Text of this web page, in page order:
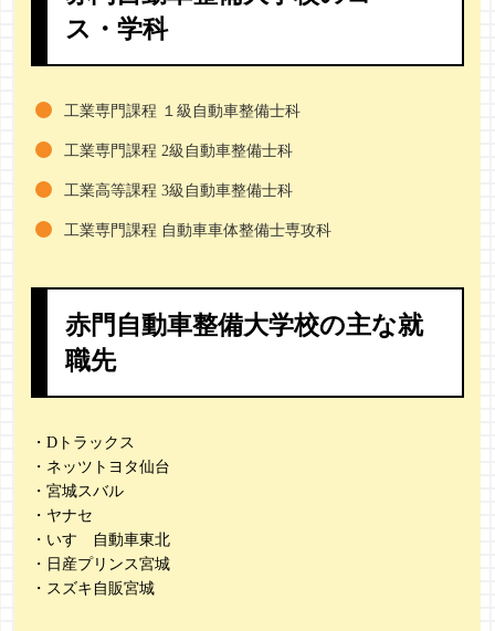
ス・学科
工業専門課程 １級自動車整備士科
工業専門課程 2級自動車整備士科
工業高等課程 3級自動車整備士科
工業専門課程 自動車車体整備士専攻科
赤門自動車整備大学校の主な就
職先
・Dトラックス
・ネッツトヨタ仙台
・宮城スバル
・ヤナセ
・いすゞ自動車東北
・日産プリンス宮城
・スズキ自販宮城